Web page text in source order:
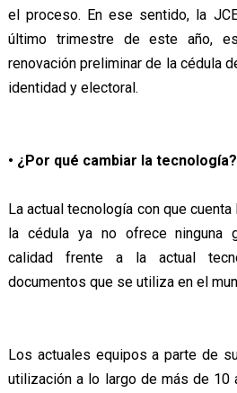
el proceso. En ese sentido, la
último trimestre de este año,
renovación preliminar de la cédula
identidad y electoral.
• ¿Por qué cambiar la tecnología?
La actual tecnología con que
la cédula ya no ofrece ninguna
calidad frente a la actual
documentos que se utiliza en el
Los actuales equipos a parte de
utilización a lo largo de más de 10